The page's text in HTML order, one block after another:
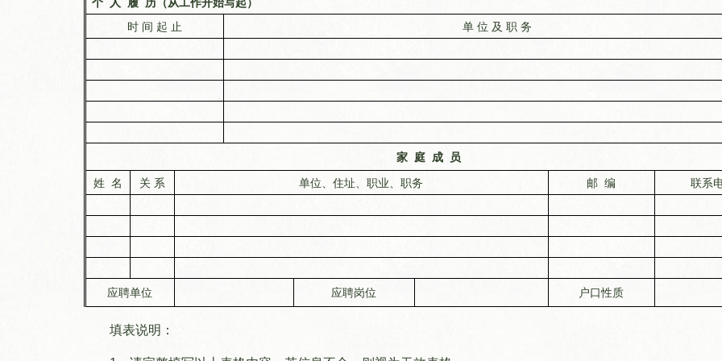
个 人 履
历（从工作开始写起）
时 间 起 止 单 位 及 职 务
家 庭 成 员
姓 名 关 系 单位、住址、职业、职务 邮 编 联系
应聘单位 应聘岗位 户口性质
填表说明：